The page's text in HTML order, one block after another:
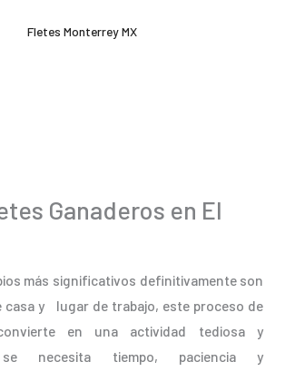
Fletes Monterrey MX
Ganaderos en El
más significativos definitivamente son
casa y lugar de trabajo, este proceso de
en una actividad tediosa y
se necesita tiempo, paciencia y